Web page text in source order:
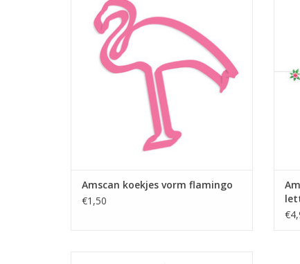
TOEVOEGEN AAN WINKELWAGEN
Amscan koekjes vorm flamingo
€1,50